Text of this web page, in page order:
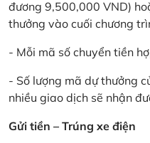
đương 9,500,000 VND)
thưởng vào cuối chương
- Mỗi mã số chuyển tiền
- Số lượng mã dự thưởng
nhiều giao dịch sẽ nhận
Gửi tiền – Trúng xe điện